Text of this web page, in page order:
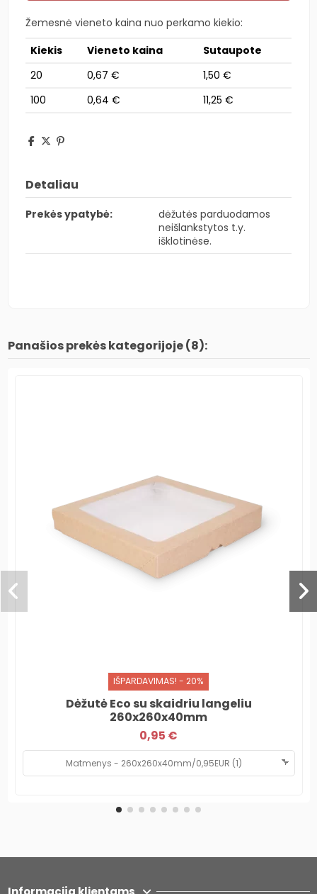
Žemesnė vieneto kaina nuo perkamo kiekio:
Kiekis
Vieneto kaina
Sutaupote
20
0,67 €
1,50 €
100
0,64 € 11,25 €
Detaliau
Prekės ypatybė:
dėžutės parduodamos
neišlankstytos t.y.
išklotinėse.
Panašios prekės kategorijoje (8):
IŠPARDAVIMAS! - 20%
Dėžutė Eco su skaidriu langeliu
260x260x40mm
0,95 €